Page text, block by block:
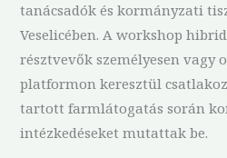
tanácsadók és kormányzati
Veselicében. A workshop
résztvevők személyesen vagy
platformon keresztül
tartott farmlátogatás során
intézkedéseket mutattak be.